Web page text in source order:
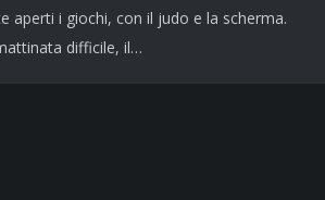
aperti i giochi, con il judo e la scherma.
difficile, il…